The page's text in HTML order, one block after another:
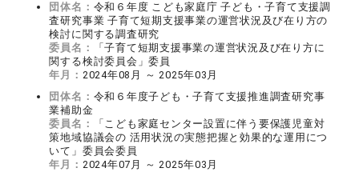
団体名： 令和６年度 こども家庭庁 子ども・子育て支援調
査研究事業 子育て短期支援事業の運営状況及び在り方の
検討に関する調査研究
委員名：
「子育て短期支援事業の運営状況及び在り方に
関する検討委員会」委員
年月： 2024年08月 ～ 2025年03月
団体名： 令和６年度子ども・子育て支援推進調査研究事
業補助金
委員名：
「こども家庭センター設置に伴う要保護児童対
策地域協議会の 活用状況の実態把握と効果的な運用につ
いて」委員会委員
年月： 2024年07月 ～ 2025年03月